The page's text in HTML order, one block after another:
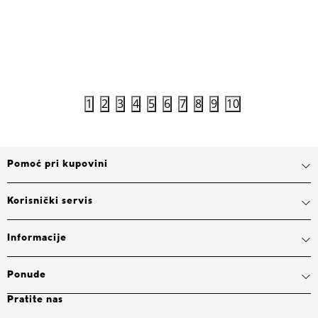
1 2 3 4 5 6 7 8 9 10
Pomoć pri kupovini
Korisnički servis
Informacije
Ponude
Pratite nas